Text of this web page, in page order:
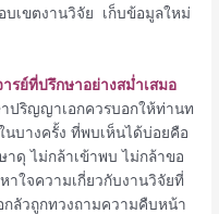
เขตงานวิจัย เก็บข้อมูลใหม่
รย์ที่ปรึกษาอย่างสม่ำเสมอ
ปริญญาเอกควรบอกให้ท่านท
นบางครั้ง ที่พบเห็นได้บ่อยคือ
าดุ ไม่กล้าเข้าพบ ไม่กล้าขอ
ใจความเกี่ยวกับงานวิจัยที่
กลัวถูกทวงถามความคืบหน้า